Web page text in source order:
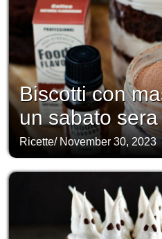
Biscotti con
un sabato
Ricette/ November 30, 2023